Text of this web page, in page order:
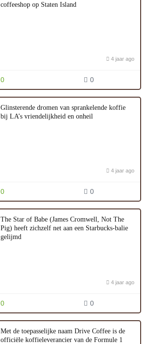
coffeeshop op Staten Island
4 jaar ago
0 0
Glinsterende dromen van sprankelende koffie
bij LA’s vriendelijkheid en onheil
4 jaar ago
0 0
The Star of Babe (James Cromwell, Not The
Pig) heeft zichzelf net aan een Starbucks-balie
gelijmd
4 jaar ago
0 0
Met de toepasselijke naam Drive Coffee is de
officiële koffieleverancier van de Formule 1